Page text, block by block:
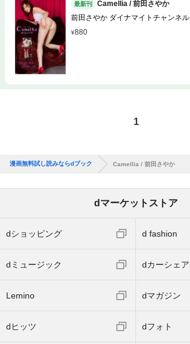
最新刊
Camellia / 前田さやか
前田さやか ダイナマイトチャンネル
880
1
漫画無料試し読みならdブック Camellia / 前田さやか
dマーケットストア
dショッピング d fashion
dミュージック dカーシェア
Lemino dマガジン
dヒッツ dフォト